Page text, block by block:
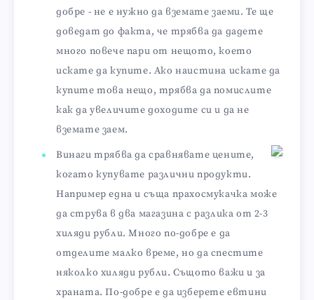
добре - не е нужно да вземате заеми. Те ще
доведат до факта, че трябва да дадете
много повече пари от нещото, което
искате да купите. Ако наистина искате да
купите това нещо, трябва да помислите
как да увеличите доходите си и да не
вземате заем.
Винаги трябва да сравнявате цените,
когато купувате различни продукти.
Например една и съща прахосмукачка може
да струва в два магазина с разлика от 2-3
хиляди рубли. Много по-добре е да
отделите малко време, но да спестите
няколко хиляди рубли. Същото важи и за
храната. По-добре е да изберете евтини